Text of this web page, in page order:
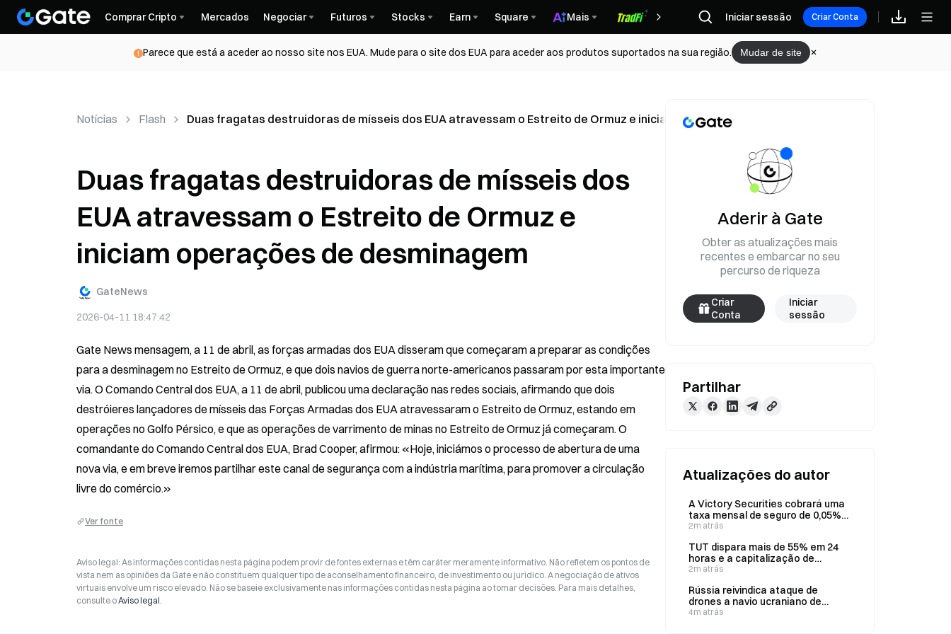
Comprar Cripto Mercados Negociar Futuros Stocks Earn Square Mais Recompensas
Iniciar sessão Criar Conta
Parece que está a aceder ao nosso site nos EUA. Mude para o site dos EUA para aceder aos produtos suportados na sua região. Mudar de site
Notícias Flash Duas fragatas destruidoras de mísseis dos EUA atravessam o Estreito de Ormuz e iniciam operações de desminagem
Duas fragatas destruidoras de mísseis dos
EUA atravessam o Estreito de Ormuz e
iniciam operações de desminagem
GateNews
2026-04-11 18:47:42
Gate News mensagem, a 11 de abril, as forças armadas dos EUA disseram que começaram a preparar as condições
para a desminagem no Estreito de Ormuz, e que dois navios de guerra norte-americanos passaram por esta importante
via. O Comando Central dos EUA, a 11 de abril, publicou uma declaração nas redes sociais, afirmando que dois
destróieres lançadores de mísseis das Forças Armadas dos EUA atravessaram o Estreito de Ormuz, estando em
operações no Golfo Pérsico, e que as operações de varrimento de minas no Estreito de Ormuz já começaram. O
comandante do Comando Central dos EUA, Brad Cooper, afirmou: «Hoje, iniciámos o processo de abertura de uma
nova via, e em breve iremos partilhar este canal de segurança com a indústria marítima, para promover a circulação
livre do comércio.»
Ver fonte
Aviso legal: As informações contidas nesta página podem provir de fontes externas e têm caráter meramente informativo. Não refletem os pontos de
vista nem as opiniões da Gate e não constituem qualquer tipo de aconselhamento financeiro, de investimento ou jurídico. A negociação de ativos
virtuais envolve um risco elevado. Não se baseie exclusivamente nas informações contidas nesta página ao tomar decisões. Para mais detalhes,
consulte oAviso legal.
Aderir à Gate
Obter as atualizações mais
recentes e embarcar no seu
percurso de riqueza
Criar
Conta
Iniciar
sessão
Partilhar
Atualizações do autor
A Victory Securities cobrará uma
taxa mensal de seguro de 0,05%
sobre as contas de custódia da
2m atrás
TUT dispara mais de 55% em 24
horas e a capitalização de
mercado sobe para 40 milhões de
2m atrás
Rússia reivindica ataque de
drones a navio ucraniano de
transporte de armas perto de
4m atrás